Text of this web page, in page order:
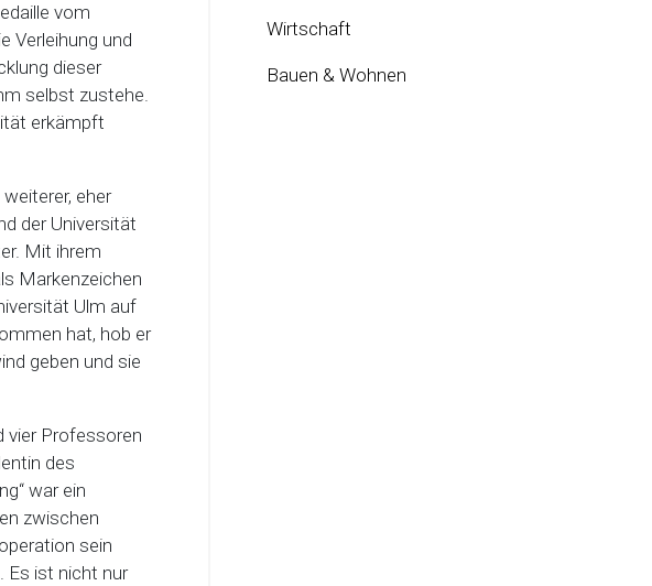
vom
Verleihung und
dieser
selbst zustehe.
erkämpft
eher
der Universität
Mit ihrem
Markenzeichen
Ulm auf
hat, hob er
geben und sie
vier Professoren
des
war ein
zwischen
sein
Es ist nicht nur
Wirtschaft
Bauen & Wohnen